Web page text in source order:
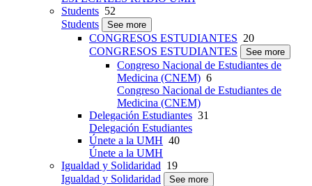
Students 52
Students
See more
CONGRESOS ESTUDIANTES 20
CONGRESOS ESTUDIANTES
See more
Congreso Nacional de Estudiantes de
Medicina (CNEM) 6
Congreso Nacional de Estudiantes de
Medicina (CNEM)
Delegación Estudiantes 31
Delegación Estudiantes
Únete a la UMH 40
Únete a la UMH
Igualdad y Solidaridad 19
Igualdad y Solidaridad
See more